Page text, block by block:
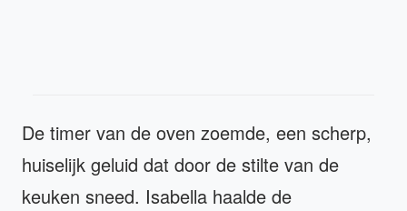
De timer van de oven zoemde, een scherp,
huiselijk geluid dat door de stilte van de
keuken sneed. Isabella haalde de